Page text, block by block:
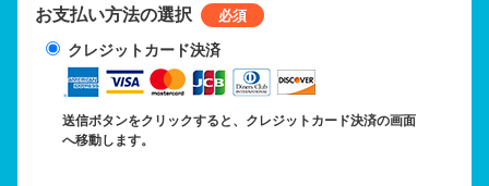
お支払い方法の選択
クレジットカード決済
送信ボタンをクリックすると、クレジットカード決済の画面
へ移動します。